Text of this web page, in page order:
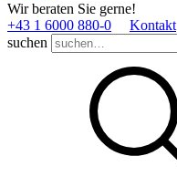
Wir beraten Sie gerne!
+43 1 6000 880­-0
Kontakt
suchen